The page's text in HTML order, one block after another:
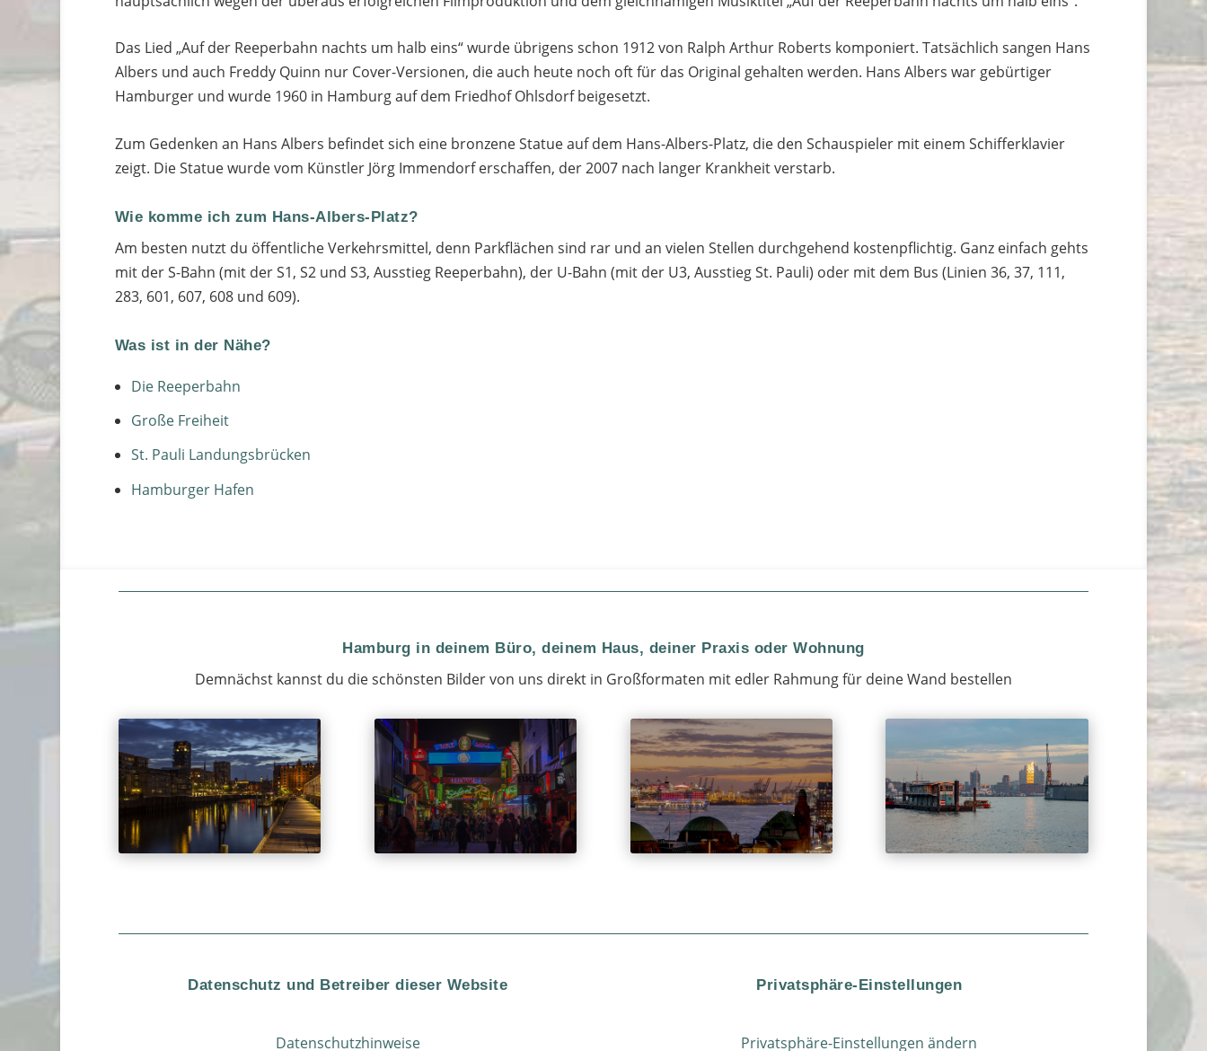
Das Lied „Auf der Reeperbahn nachts um halb eins“ wurde übrigens schon 1912 von Ralph Arthur Roberts komponiert. Tatsächlich sangen Hans
Albers und auch Freddy Quinn nur Cover-Versionen, die auch heute noch oft für das Original gehalten werden. Hans Albers war gebürtiger
Hamburger und wurde 1960 in Hamburg auf dem Friedhof Ohlsdorf beigesetzt.
Zum Gedenken an Hans Albers befindet sich eine bronzene Statue auf dem Hans-Albers-Platz, die den Schauspieler mit einem Schifferklavier
zeigt. Die Statue wurde vom Künstler Jörg Immendorf erschaffen, der 2007 nach langer Krankheit verstarb.
Wie komme ich zum Hans-Albers-Platz?
Am besten nutzt du öffentliche Verkehrsmittel, denn Parkflächen sind rar und an vielen Stellen durchgehend kostenpflichtig. Ganz einfach gehts
mit der S-Bahn (mit der S1, S2 und S3, Ausstieg Reeperbahn), der U-Bahn (mit der U3, Ausstieg St. Pauli) oder mit dem Bus (Linien 36, 37, 111,
283, 601, 607, 608 und 609).
Was ist in der Nähe?
Die Reeperbahn
Große Freiheit
St. Pauli Landungsbrücken
Hamburger Hafen
Hamburg in deinem Büro, deinem Haus, deiner Praxis oder Wohnung
Demnächst kannst du die schönsten Bilder von uns direkt in Großformaten mit edler Rahmung für deine Wand bestellen
Datenschutz und Betreiber dieser Website
Datenschutzhinweise
Privatsphäre-Einstellungen
Privatsphäre-Einstellungen ändern